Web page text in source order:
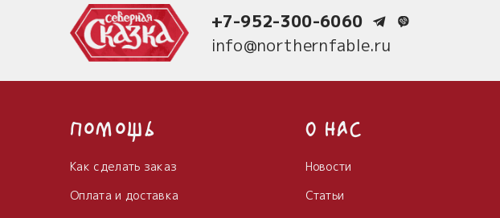
+7-952-300-6060
info@northernfable.ru
Помощь
Как сделать заказ
Оплата и доставка
О нас
Новости
Статьи